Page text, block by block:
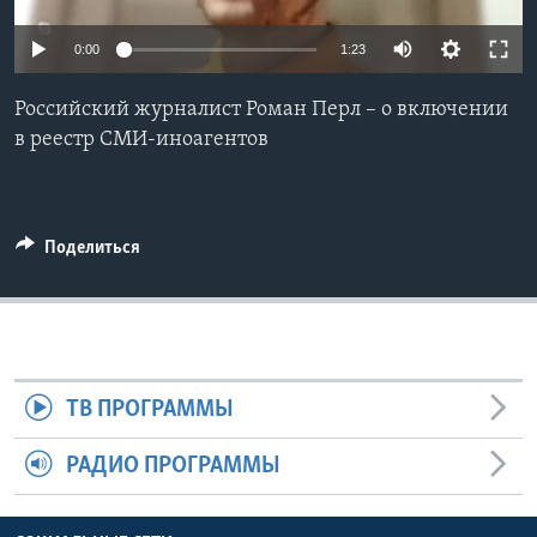
Learning English
СОЦИАЛЬНЫЕ СЕТИ
0:00 1:23
Российский журналист Роман Перл – о включении
в реестр СМИ-иноагентов
Поделиться
ТВ ПРОГРАММЫ
РАДИО ПРОГРАММЫ